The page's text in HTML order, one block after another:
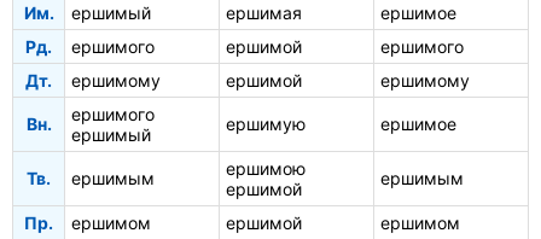
Им.
ершимый ершимая
ершимое
Рд.
ершимого ершимой
ершимого
Дт.
ершимому ершимой ершимому
Вн.
ершимого
ершимый
ершимую ершимое
Тв. ершимым
ершимою
ершимой
ершимым
Пр. ершимом ершимой ершимом